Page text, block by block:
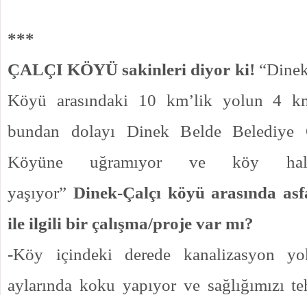
***
ÇALÇI KÖYÜ sakinleri diyor ki!
Köyü arasındaki 10 km’lik yolun 4
bundan dolayı Dinek Belde Belediye
Köyüne uğramıyor ve köy
yaşıyor” Dinek-Çalçı köyü arasında
ile ilgili bir çalışma/proje var mı?
-Köy içindeki derede kanalizasyon
aylarında koku yapıyor ve